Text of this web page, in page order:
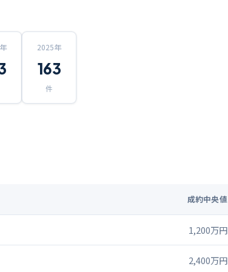
年 2025年
163
件
成約中央値
1,200万円
2,400万円